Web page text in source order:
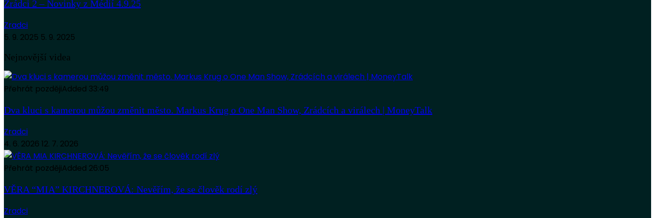
Zrádci 2 – Novinky z Médií 5.9.25
6. 9. 20257. 9. 2025
Zrádci 2 – Novinky z Médií 4.9.25
Zradci
5. 9. 2025
Nejnovější videa